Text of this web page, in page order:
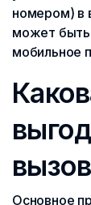
номером) в
может быть
мобильное
Основное